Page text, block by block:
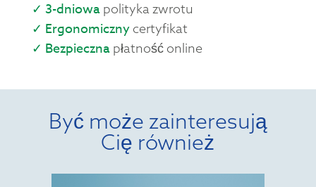
✓ 3-dniowapolityka zwrotu
✓ Ergonomicznycertyfikat
✓ Bezpiecznapłatność online
Być może zainteresują
Cię również